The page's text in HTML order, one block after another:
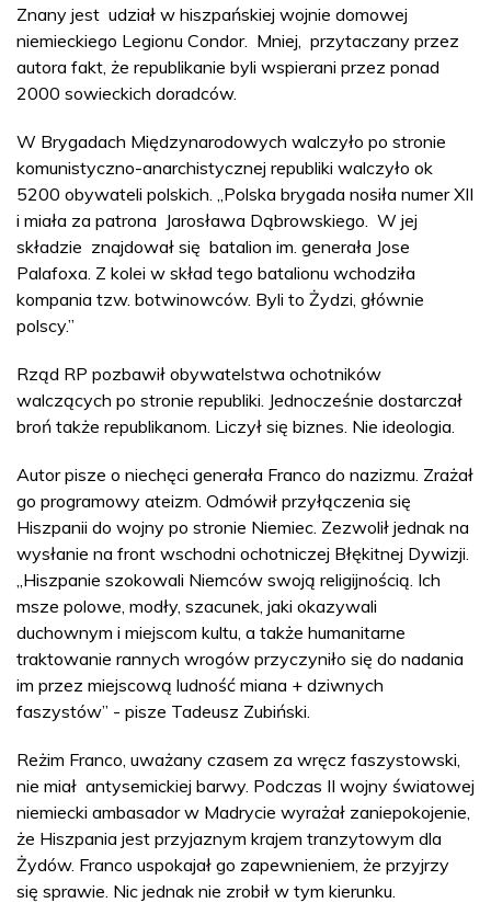
Znany jest udział w hiszpańskiej wojnie domowej
niemieckiego Legionu Condor. Mniej, przytaczany przez
autora fakt, że republikanie byli wspierani przez ponad
2000 sowieckich doradców.
W Brygadach Międzynarodowych walczyło po stronie
komunistyczno-anarchistycznej republiki walczyło ok
5200 obywateli polskich. „Polska brygada nosiła numer XII
i miała za patrona Jarosława Dąbrowskiego. W jej
składzie znajdował się batalion im. generała Jose
Palafoxa. Z kolei w skład tego batalionu wchodziła
kompania tzw. botwinowców. Byli to Żydzi, głównie
polscy.”
Rząd RP pozbawił obywatelstwa ochotników
walczących po stronie republiki. Jednocześnie dostarczał
broń także republikanom. Liczył się biznes. Nie ideologia.
Autor pisze o niechęci generała Franco do nazizmu. Zrażał
go programowy ateizm. Odmówił przyłączenia się
Hiszpanii do wojny po stronie Niemiec. Zezwolił jednak na
wysłanie na front wschodni ochotniczej Błękitnej Dywizji.
„Hiszpanie szokowali Niemców swoją religijnością. Ich
msze polowe, modły, szacunek, jaki okazywali
duchownym i miejscom kultu, a także humanitarne
traktowanie rannych wrogów przyczyniło się do nadania
im przez miejscową ludność miana + dziwnych
faszystów” - pisze Tadeusz Zubiński.
Reżim Franco, uważany czasem za wręcz faszystowski,
nie miał antysemickiej barwy. Podczas II wojny światowej
niemiecki ambasador w Madrycie wyrażał zaniepokojenie,
że Hiszpania jest przyjaznym krajem tranzytowym dla
Żydów. Franco uspokajał go zapewnieniem, że przyjrzy
się sprawie. Nic jednak nie zrobił w tym kierunku.